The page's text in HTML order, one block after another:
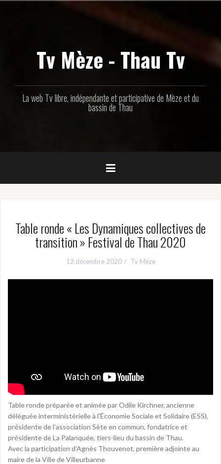
Tv Mèze - Thau Tv
La web Tv libre, indépendante et participative de Mèze et du
bassin de Thau
Table ronde « Les Dynamiques collectives de
transition » Festival de Thau 2020
12 décembre 2020 Tv Mèze
Table ronde préparée et animée par Odile Kirchner, ancienne
déléguée interministérielle à l’Économie Sociale et Solidaire (ESS),
présidente de l’association Sète en commun, fondatrice et
présidente de La Palanquée, tiers-lieu du bassin de Thau.
Avec la participation d’Agnès Thouvenot, première adjointe au
maire de la Ville de Villeurbanne